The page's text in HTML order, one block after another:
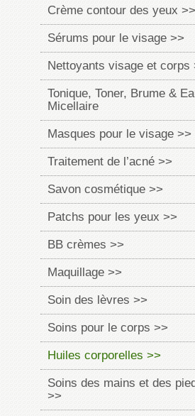
Crème contour des yeux >>
Sérums pour le visage >>
Nettoyants visage et corps
Tonique, Toner, Brume &
Micellaire
Masques pour le visage >>
Traitement de l’acné >>
Savon cosmétique >>
Patchs pour les yeux >>
BB crèmes >>
Maquillage >>
Soin des lèvres >>
Soins pour le corps >>
Huiles corporelles >>
Soins des mains et des
>>